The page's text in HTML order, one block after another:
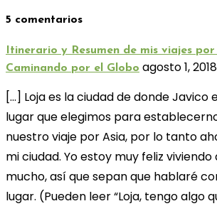
5 comentarios
Itinerario y Resumen de mis viajes por
Caminando por el Globo agosto 1,
[…] Loja es la ciudad de donde Javico
lugar que elegimos para
nuestro viaje por Asia, por lo tanto
mi ciudad. Yo estoy muy feliz
mucho, así que sepan que hablaré
lugar. (Pueden leer “Loja, tengo algo